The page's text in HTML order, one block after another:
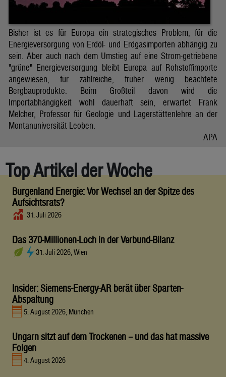
Bisher ist es für Europa ein strategisches Problem, für die
Energieversorgung von Erdöl- und Erdgasimporten abhängig zu
sein. Aber auch nach dem Umstieg auf eine Strom-getriebene
"grüne" Energieversorgung bleibt Europa auf Rohstoffimporte
angewiesen, für zahlreiche, früher wenig beachtete
Bergbauprodukte. Beim Großteil davon wird die
Importabhängigkeit wohl dauerhaft sein, erwartet Frank
Melcher, Professor für Geologie und Lagerstättenlehre an der
Montanuniversität Leoben.
APA
Top Artikel der Woche
Burgenland Energie: Vor Wechsel an der Spitze des
Aufsichtsrats?
31. Juli 2026
Das 370-Millionen-Loch in der Verbund-Bilanz
31. Juli 2026, Wien
Insider: Siemens-Energy-AR berät über Sparten-
Abspaltung
5. August 2026, München
Ungarn sitzt auf dem Trockenen – und das hat massive
Folgen
4. August 2026